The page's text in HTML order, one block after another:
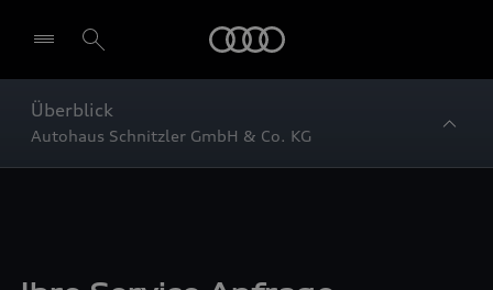
Überblick
Autohaus Schnitzler GmbH & Co. KG